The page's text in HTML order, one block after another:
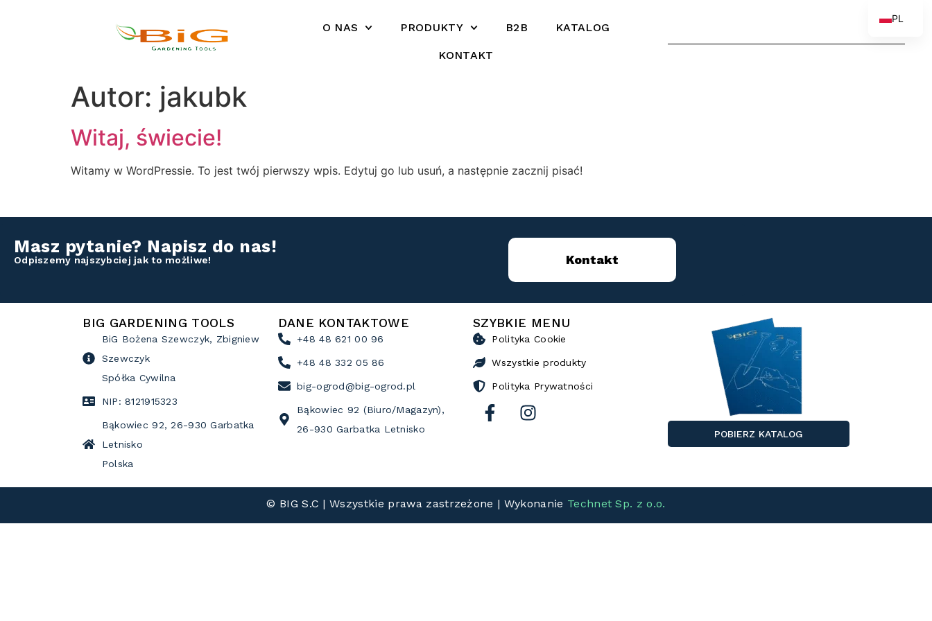
O NAS PRODUKTY B2B KATALOG
KONTAKT
Autor: jakubk
Witaj, świecie!
Witamy w WordPressie. To jest twój pierwszy wpis. Edytuj go lub usuń, a następnie zacznij pisać!
Masz pytanie? Napisz do nas!
Odpiszemy najszybciej jak to możliwe! Kontakt
BIG GARDENING TOOLS
BiG Bożena Szewczyk, Zbigniew
Szewczyk
Spółka Cywilna
NIP: 8121915323
Bąkowiec 92, 26-930 Garbatka
Letnisko
Polska
DANE KONTAKTOWE
+48 48 621 00 96
+48 48 332 05 86
big-ogrod@big-ogrod.pl
Bąkowiec 92 (Biuro/Magazyn),
26-930 Garbatka Letnisko
SZYBKIE MENU
Polityka Cookie
Wszystkie produkty
Polityka Prywatności
POBIERZ KATALOG
© BIG S.C | Wszystkie prawa zastrzeżone | Wykonanie Technet Sp. z o.o.
PL
EN